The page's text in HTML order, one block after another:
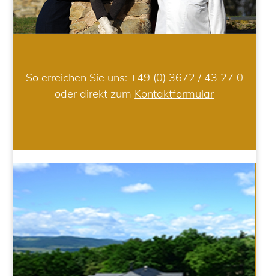
So erreichen Sie uns: +49 (0) 3672 / 43 27 0
oder direkt zum Kontaktformular